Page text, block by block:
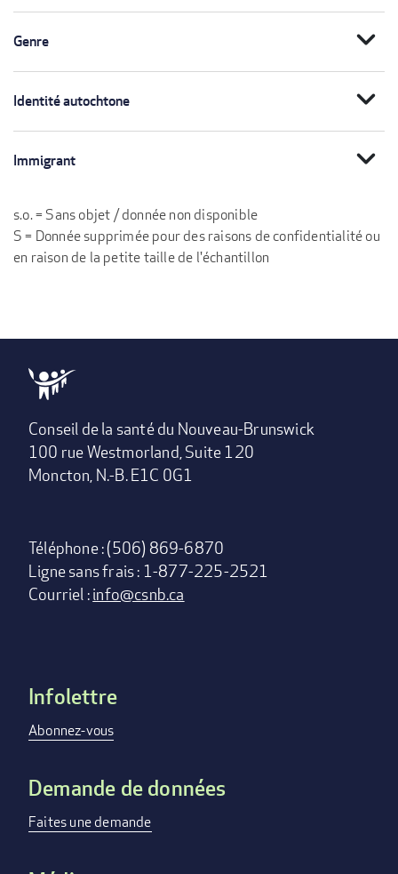
Genre expand_more
Identité autochtone expand_more
Immigrant expand_more
s.o. = Sans objet / donnée non disponible
S = Donnée supprimée pour des raisons de confidentialité ou
en raison de la petite taille de l'échantillon
Conseil de la santé du Nouveau-Brunswick
100 rue Westmorland, Suite 120
Moncton, N.-B. E1C 0G1
Téléphone : (506) 869-6870
Ligne sans frais : 1-877-225-2521
Courriel :info@csnb.ca
Footer
menu
Infolettre
Abonnez-vous
Demande de données
Faites une demande